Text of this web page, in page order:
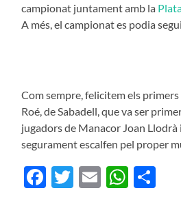
campionat juntament amb la
A més, el campionat es podia
Com sempre, felicitem els
Roé, de Sabadell, que va ser
jugadors de Manacor Joan Llodrà
segurament escalfen pel proper
Facebook
Twitter
Email